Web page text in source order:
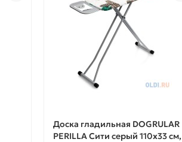
Доска гладильная DOGRULAR
PERILLA Сити серый 110х33 см,